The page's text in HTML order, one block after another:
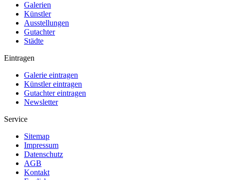
Galerien
Künstler
Ausstellungen
Gutachter
Städte
Eintragen
Galerie eintragen
Künstler eintragen
Gutachter eintragen
Newsletter
Service
Sitemap
Impressum
Datenschutz
AGB
Kontakt